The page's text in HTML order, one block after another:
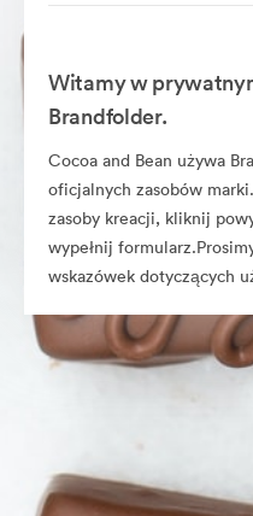
Witamy w
Brandfolder.
Cocoa and Bean używa
oficjalnych zasobów
zasoby kreacji, kliknij
wypełnij
wskazówek dotyczących